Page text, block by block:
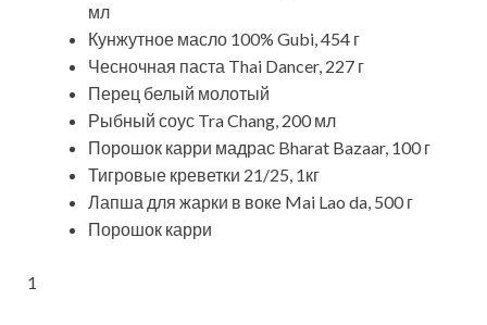
мл
Кунжутное масло 100% Gubi, 454 г
Чесночная паста Thai Dancer, 227 г
Перец белый молотый
Рыбный соус Tra Chang, 200 мл
Порошок карри мадрас Bharat Bazaar, 100 г
Тигровые креветки 21/25, 1кг
Лапша для жарки в воке Mai Lao da, 500 г
Порошок карри
1